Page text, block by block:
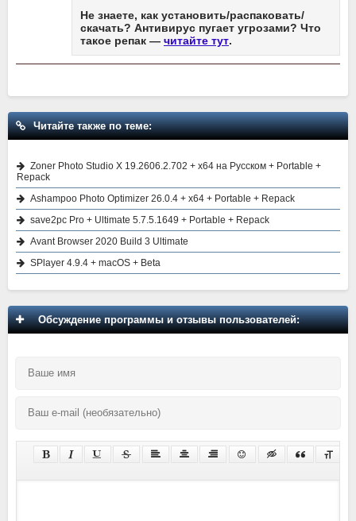
Не знаете, как установить/распаковать/
скачать? Антивирус пугает угрозами? Что
такое репак — читайте тут.
Читайте также по теме:
Zoner Photo Studio X 19.2606.2.702 + x64 на Русском + Portable +
Repack
Ashampoo Photo Optimizer 26.0.4 + x64 + Portable + Repack
save2pc Pro + Ultimate 5.7.5.1649 + Portable + Repack
Avant Browser 2020 Build 3 Ultimate
SPlayer 4.9.4 + macOS + Beta
Обсуждение программы и отзывы пользователей: